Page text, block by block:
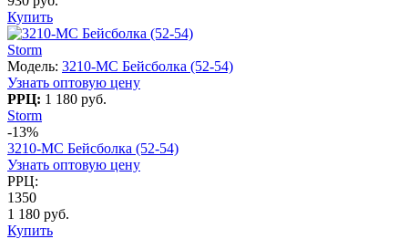
Купить
Storm
Модель: 3210-МC Бейсболка (52-54)
Узнать оптовую цену
РРЦ: 1 180 руб.
Storm
-13%
3210-МC Бейсболка (52-54)
Узнать оптовую цену
РРЦ:
1350
1 180 руб.
Купить